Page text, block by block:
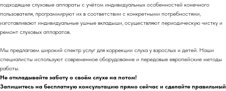
подходящие слуховые аппараты с учётом индивидуальных особенностей конечного
пользователя, программируют их в соответствии с конкретными потребностями,
изготавливают индивидуальные ушные вкладыши, осуществляют периодическую чистку и
ремонт слуховых аппаратов.
Мы предлагаем широкий спектр услуг для коррекции слуха у взрослых и детей. Наши
специалисты используют современное оборудование и передовые европейские методы
работы.
Не откладывайте заботу о своём слухе на потом!
Запишитесь на бесплатную консультацию прямо сейчас и сделайте правильный